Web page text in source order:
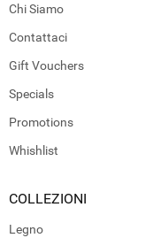
Chi Siamo
Contattaci
Gift Vouchers
Specials
Promotions
Whishlist
COLLEZIONI
Legno